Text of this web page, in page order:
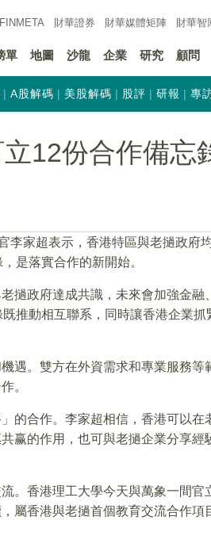
FINMETA 財華證券 財華媒體矩陣 財華智
單 地圖 沙龍 企業 研究 顧問
A股解碼 美股解碼 股評 研報 專
12份合作備忘
李家超表示，香港特區與老撾政府
是落實合作的新開始。
撾政府達成共識，未來會加強金融
推動相互聯系，同時讓香港企業抓
遇。雙方在外資需求和專業服務等
。
的合作。李家超相信，香港可以在
赢的作用，也可與老撾企業分享經
。香港理工大學今天與萬象一間官
屬香港與老撾首個教育交流合作項